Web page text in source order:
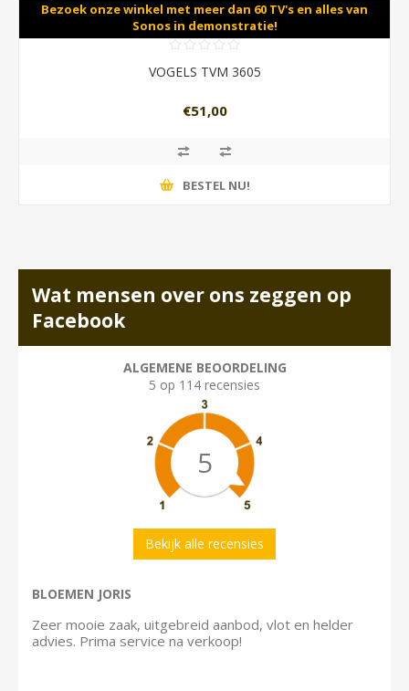
Bezoek onze winkel met meer dan 60 TV's en alles van
Sonos in demonstratie!
VOGELS TVM 3605
€51,00
BESTEL NU!
Wat mensen over ons zeggen op
Facebook
ALGEMENE BEOORDELING
5 op 114 recensies
5
Bekijk alle recensies
BLOEMEN JORIS
Zeer mooie zaak, uitgebreid aanbod, vlot en helder
advies. Prima service na verkoop!